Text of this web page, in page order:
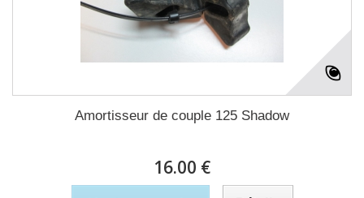
Amortisseur de couple 125 Shadow
16.00 €